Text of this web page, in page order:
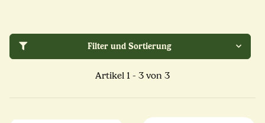
Filter und Sortierung
Artikel 1 - 3 von 3